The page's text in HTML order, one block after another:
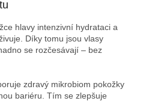
hlavy intenzivní hydrataci a
Díky tomu jsou vlasy
se rozčesávají – bez
zdravý mikrobiom pokožky
bariéru. Tím se zlepšuje